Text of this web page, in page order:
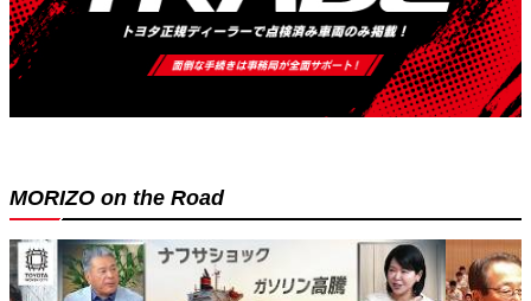
MORIZO on the Road